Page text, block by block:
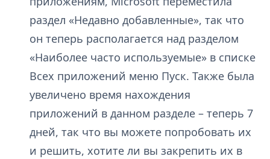
раздел «Недавно добавленные», так что
он теперь располагается над разделом
«Наиболее часто используемые» в списке
Всех приложений меню Пуск. Также была
увеличено время нахождения
приложений в данном разделе – теперь 7
дней, так что вы можете попробовать их
и решить, хотите ли вы закрепить их в